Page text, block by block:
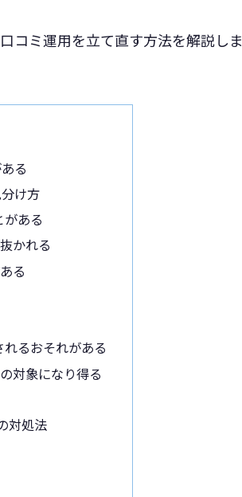
コミ運用を立て直す方法を解説しま
る
け方
ある
かれる
る
るおそれがある
対象になり得る
対処法